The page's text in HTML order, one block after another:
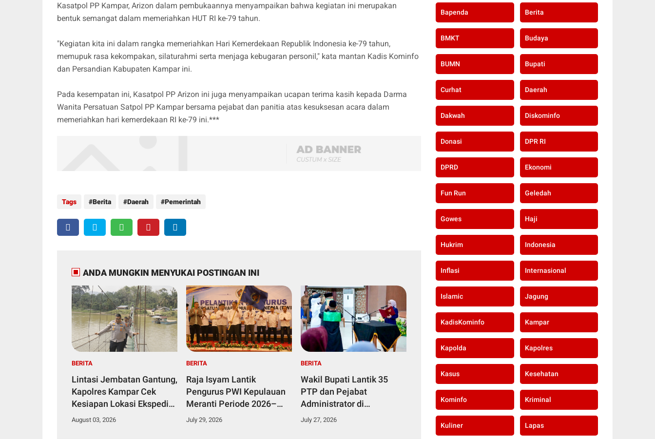
Kasatpol PP Kampar, Arizon dalam pembukaannya menyampaikan bahwa kegiatan ini merupakan
bentuk semangat dalam memeriahkan HUT RI ke-79 tahun.
"Kegiatan kita ini dalam rangka memeriahkan Hari Kemerdekaan Republik Indonesia ke-79 tahun,
memupuk rasa kekompakan, silaturahmi serta menjaga kebugaran personil," kata mantan Kadis Kominfo
dan Persandian Kabupaten Kampar ini.
Pada kesempatan ini, Kasatpol PP Arizon ini juga menyampaikan ucapan terima kasih kepada Darma
Wanita Persatuan Satpol PP Kampar bersama pejabat dan panitia atas kesuksesan acara dalam
memeriahkan hari kemerdekaan RI ke-79 ini.***
Tags Berita Daerah Pemerintah
ANDA MUNGKIN MENYUKAI POSTINGAN INI
BERITA
Lintasi Jembatan Gantung,
Kapolres Kampar Cek
Kesiapan Lokasi Ekspedisi
Merah Putih Presisi
August 03, 2026
BERITA
Raja Isyam Lantik
Pengurus PWI Kepulauan
Meranti Periode 2026–
2029
July 29, 2026
BERITA
Wakil Bupati Lantik 35
PTP dan Pejabat
Administrator di
Lingkungan Pemkab
July 27, 2026
Bapenda Berita
BMKT Budaya
BUMN Bupati
Curhat Daerah
Dakwah Diskominfo
Donasi DPR RI
DPRD Ekonomi
Fun Run Geledah
Gowes Haji
Hukrim Indonesia
Inflasi Internasional
Islamic Jagung
KadisKominfo Kampar
Kapolda Kapolres
Kasus Kesehatan
Kominfo Kriminal
Kuliner Lapas